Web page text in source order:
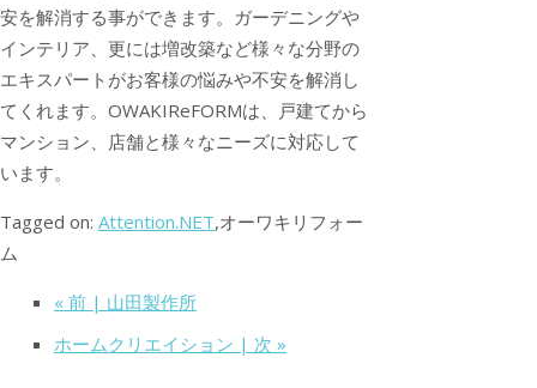
安を解消する事ができます。ガーデニングや
インテリア、更には増改築など様々な分野の
エキスパートがお客様の悩みや不安を解消し
てくれます。OWAKIReFORMは、戸建てから
マンション、店舗と様々なニーズに対応して
います。
Tagged on: Attention.NET,オーワキリフォー
ム
« 前 | 山田製作所
ホームクリエイション | 次 »